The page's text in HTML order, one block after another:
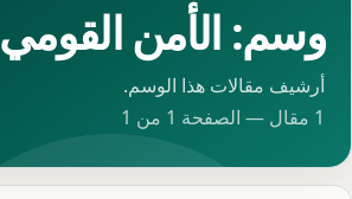
وسم: الأمن القومي
أرشيف مقالات هذا الوسم.
1 مقال — الصفحة 1 من 1